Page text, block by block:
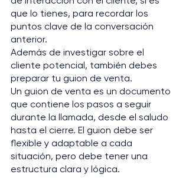
que lo tienes, para recordar los
puntos clave de la conversación
anterior.
Además de investigar sobre el
cliente potencial, también debes
preparar tu guion de venta.
Un guion de venta es un documento
que contiene los pasos a seguir
durante la llamada, desde el saludo
hasta el cierre. El guion debe ser
flexible y adaptable a cada
situación, pero debe tener una
estructura clara y lógica.